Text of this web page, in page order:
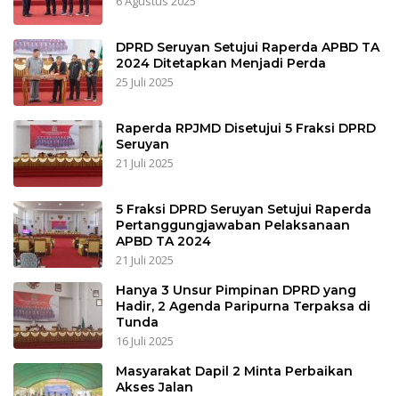
DPRD Seruyan Setujui Raperda APBD TA
2024 Ditetapkan Menjadi Perda
25 Juli 2025
Raperda RPJMD Disetujui 5 Fraksi DPRD
Seruyan
21 Juli 2025
5 Fraksi DPRD Seruyan Setujui Raperda
Pertanggungjawaban Pelaksanaan
APBD TA 2024
21 Juli 2025
Hanya 3 Unsur Pimpinan DPRD yang
Hadir, 2 Agenda Paripurna Terpaksa di
Tunda
16 Juli 2025
Masyarakat Dapil 2 Minta Perbaikan
Akses Jalan